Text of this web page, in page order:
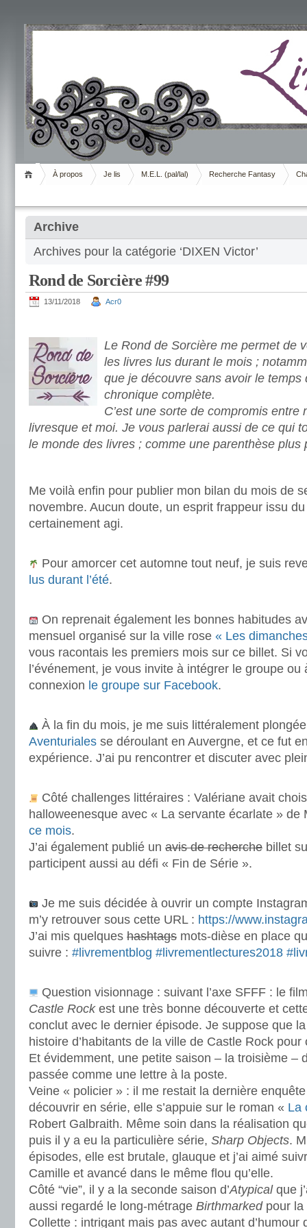
Livrement
À propos Je lis M.E.L. (pal/lal) Recherche Fantasy
Archive
Archives pour la catégorie ‘DIXEN Victor’
Rond de Sorcière #99
13/11/2018 Acr0
Le Rond de Sorcière me permet de
les livres lus durant le mois ;
que je découvre sans avoir le temps
chronique complète.
C’est une sorte de compromis entre
livresque et moi. Je vous parlerai aussi de ce qui
le monde des livres ; comme une parenthèse plus
Me voilà enfin pour publier mon bilan du mois de
novembre. Aucun doute, un esprit frappeur issu
certainement agi.
Pour amorcer cet automne tout neuf, je suis
lus durant l’été.
On reprenait également les bonnes habitudes
mensuel organisé sur la ville rose « Les
vous racontais les premiers mois sur ce billet. Si
l’événement, je vous invite à intégrer le groupe
connexion le groupe sur Facebook.
À la fin du mois, je me suis littéralement
Aventuriales se déroulant en Auvergne, et ce fut
expérience. J’ai pu rencontrer et discuter avec
Côté challenges littéraires : Valériane avait
halloweenesque avec « La servante écarlate »
ce mois.
J’ai également publié un avis de recherche billet
participent aussi au défi « Fin de Série ».
Je me suis décidée à ouvrir un compte
m’y retrouver sous cette URL : https://
J’ai mis quelques hashtags mots-dièse en place
suivre : #livrementblog #livrementlectures2018
Question visionnage : suivant l’axe SFFF : le
Castle Rockest une très bonne découverte et
conclut avec le dernier épisode. Je suppose que
histoire d’habitants de la ville de Castle Rock
Et évidemment, une petite saison – la troisième –
passée comme une lettre à la poste.
Veine « policier » : il me restait la dernière
découvrir en série, elle s’appuie sur le roman « La
Robert Galbraith. Même soin dans la réalisation
puis il y a eu la particulière série, Sharp Objects.
épisodes, elle est brutale, glauque et j’ai aimé
Camille et avancé dans le même flou qu’elle.
Côté “vie”, il y a la seconde saison d’Atypicalque
aussi regardé le long-métrage Birthmarkedpour la
Collette : intrigant mais pas avec autant d’humour